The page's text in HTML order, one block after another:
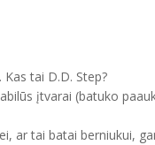
tai D.D. Step?
įtvarai (batuko
ar tai batai berniukui,